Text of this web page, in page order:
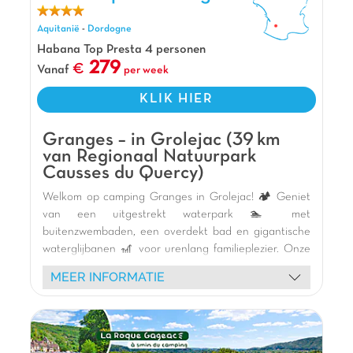
aanbieden!
Pluspunten
Verwarmd buitenzwembad
Verwarmd binnenzwembad
Aquitanië - Dordogne
Habana Top Presta 4 personen
Vanaf
279 per week
KLIK HIER
Granges – in Grolejac (39 km
van Regionaal Natuurpark
Causses du Quercy)
Welkom op camping Granges in Grolejac! 🏕️ Geniet
van een uitgestrekt waterpark 🏊 met
buitenzwembaden, een overdekt bad en gigantische
waterglijbanen 🎢 voor urenlang familieplezier. Onze
houten stacaravans met terras bieden een
rustgevende omgeving te midden van weelderig
speeltuinen, het multisportterrein of met onze vrolijke
mascotte. Ontspan in het restaurant 🍽️ of huur een
MEER INFORMATIE